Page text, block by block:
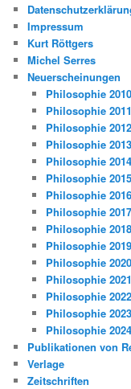
Impressum
Kurt Röttgers
Michel Serres
Neuerscheinungen
Philosophie 2010
Philosophie 2011
Philosophie 2012
Philosophie 2013
Philosophie 2014
Philosophie 2015
Philosophie 2016
Philosophie 2017
Philosophie 2018
Philosophie 2019
Philosophie 2020
Philosophie 2021
Philosophie 2022
Philosophie 2023
Philosophie 2024
Publikationen von
Verlage
Zeitschriften